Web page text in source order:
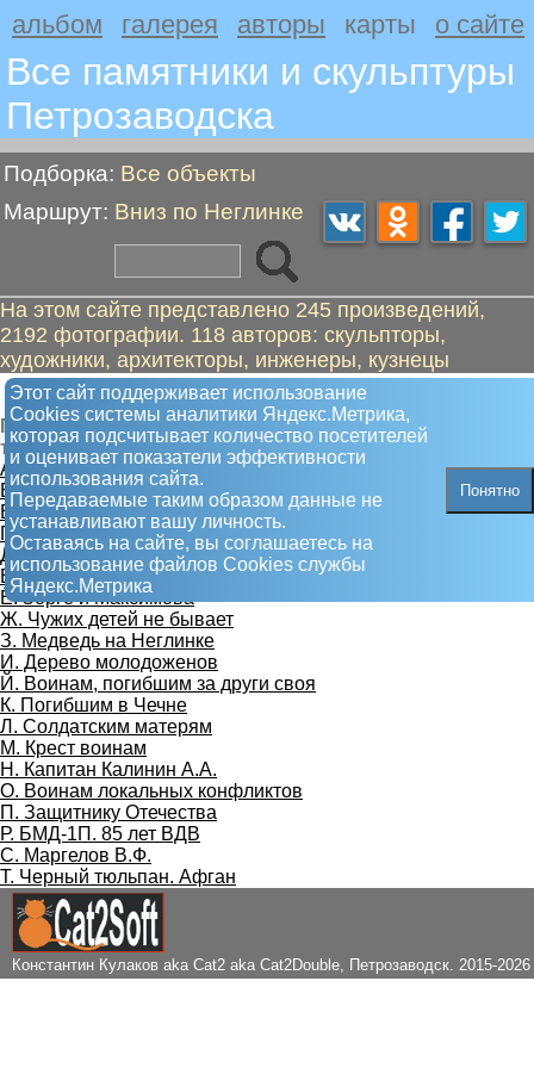
альбом галерея авторы карты о сайте
Все памятники и скульптуры
Петрозаводскa
Подборка: Все объекты
Маршрут: Вниз по Неглинке
На этом сайте представлено 245 произведений,
2192 фотографии. 118 авторов: скульпторы,
художники, архитекторы, инженеры, кузнецы
Этот сайт поддерживает использование
Сookies системы аналитики Яндекс.Метрика,
которая подсчитывает количество посетителей
и оценивает показатели эффективности
использования сайта.
Передаваемые таким образом данные не
устанавливают вашу личность.
Оставаясь на сайте, вы соглашаетесь на
использование файлов Сookies службы
Яндекс.Метрика
Понятно
Вниз по Неглинке
Пешком от "Бойцам 272 дивизии" до "Черный
тюльпан. Афган"
А. Бойцам 272 дивизии
Б. Топографический центр
В. Партизанская улица
Г. Альтшуллер Г.С.
Д. Концлагерь 6
Е. Кубик
Ё. Зорге и Максимова
Ж. Чужих детей не бывает
З. Медведь на Неглинке
И. Дерево молодоженов
Й. Воинам, погибшим за други своя
К. Погибшим в Чечне
Л. Солдатским матерям
М. Крест воинам
Н. Капитан Калинин А.А.
О. Воинам локальных конфликтов
П. Защитнику Отечества
Р. БМД-1П. 85 лет ВДВ
С. Маргелов В.Ф.
Т. Черный тюльпан. Афган
Константин Кулаков aka Cat2 aka Cat2Double, Петрозаводск. 2015-2026